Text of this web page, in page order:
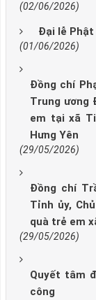
(02/06/2026)
Đại lễ Phật
(01/06/2026)
Đồng chí
Trung ương
em tại xã
Hưng Yên
(29/05/2026)
Đồng chí
Tỉnh ủy,
quà trẻ em
(29/05/2026)
Quyết tâm
công